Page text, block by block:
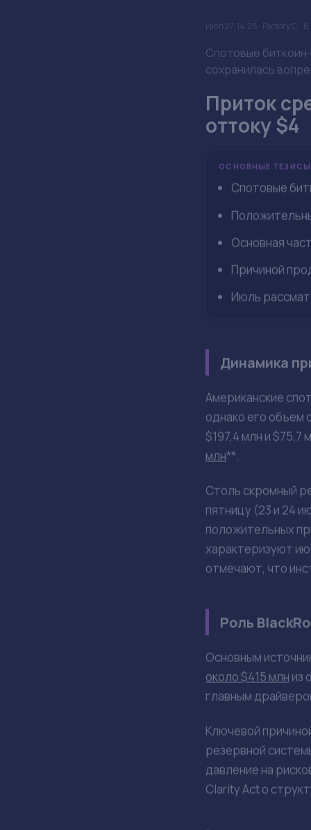
Июл 27, 14:28 Factory C.
Спотовые
сохранилась
оттоку $4
ОСНОВНЫЕ ТЕЗИСЫ
Спотовые
Июль
Динамика
Американские
однако его объем